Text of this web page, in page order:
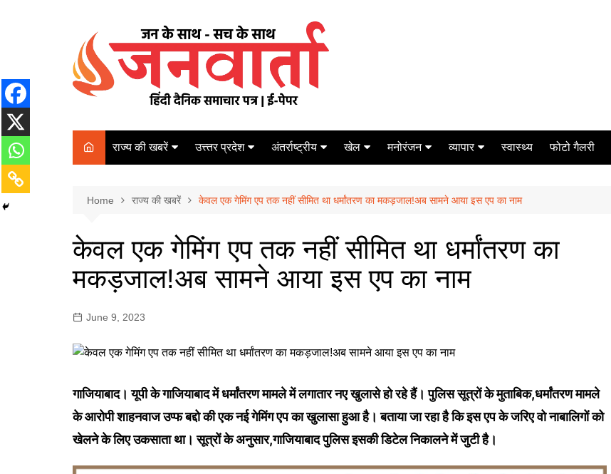
राज्य की खबरें
पटना
कोलकाता
नई दिल्ली
मुम्बई
उत्त्तर प्रदेश
कानपुर
आज़मगढ़
ग़ाज़ीपुर
लखनऊ
अंतर्राष्ट्रीय खेल
टेनिस
मनोरंजन
मिर्च मसाला
व्यापार
ऑटो मोबाइल
स्वास्थ्य फोटो गैलरी
Home राज्य की खबरें केवल एक गेमिंग एप तक नहीं सीमित था धर्मांतरण का मकड़जाल!अब सामने आया इस एप का नाम
केवल एक गेमिंग एप तक नहीं सीमित था धर्मांतरण का
मकड़जाल!अब सामने आया इस एप का नाम
June 9, 2023
गाजियाबाद। यूपी के गाजियाबाद में धर्मांतरण मामले में लगातार नए खुलासे हो रहे हैं। पुलिस सूत्रों के मुताबिक,धर्मांतरण मामले
के आरोपी शाहनवाज उप्फ बद्दो की एक नई गेमिंग एप का खुलासा हुआ है। बताया जा रहा है कि इस एप के जरिए वो नाबालिगों को
खेलने के लिए उकसाता था। सूत्रों के अनुसार,गाजियाबाद पुलिस इसकी डिटेल निकालने में जुटी है।